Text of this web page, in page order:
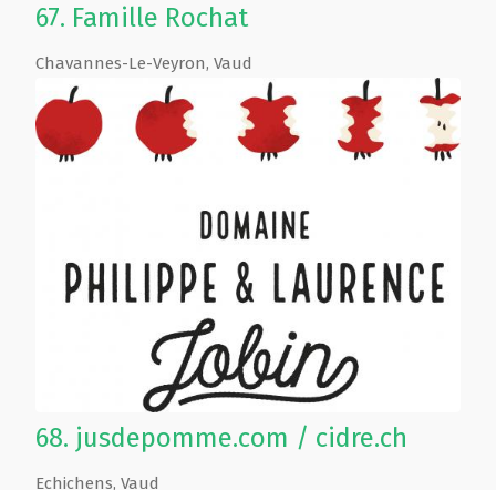
67. Famille Rochat
Chavannes-Le-Veyron, Vaud
68. jusdepomme.com / cidre.ch
Echichens, Vaud